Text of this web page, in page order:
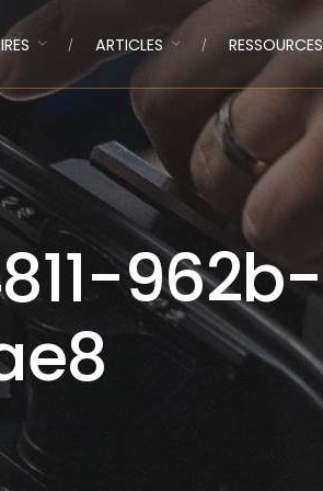
ARTICLES RESSOURCES
962b-